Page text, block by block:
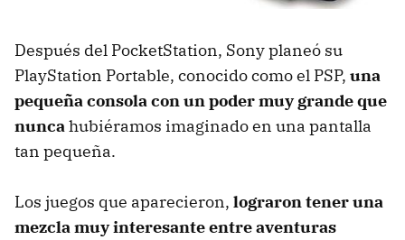
Después del PocketStation, Sony planeó su
PlayStation Portable, conocido como el PSP, una
pequeña consola con un poder muy grande que
nunca hubiéramos imaginado en una pantalla
tan pequeña.
Los juegos que aparecieron, lograron tener una
mezcla muy interesante entre aventuras